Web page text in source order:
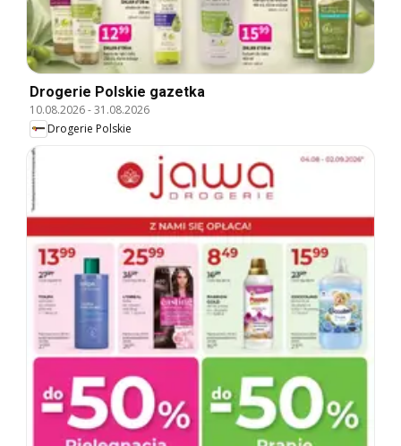
Drogerie Polskie gazetka
10.08.2026-31.08.2026
Drogerie Polskie